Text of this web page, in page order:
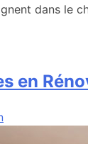
dans le
en